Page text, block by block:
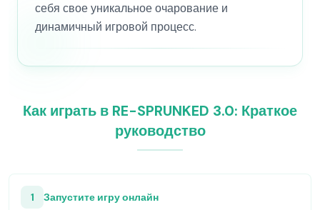
себя свое уникальное очарование и
динамичный игровой процесс.
Как играть в RE-SPRUNKED 3.0: Краткое
руководство
1 Запустите игру онлайн